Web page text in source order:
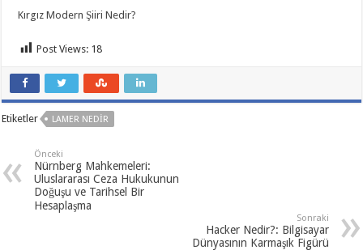
Kırgız Modern Şiiri Nedir?
Post Views: 18
Etiketler LAMER NEDIR
Önceki
Nürnberg Mahkemeleri:
Uluslararası Ceza Hukukunun
Doğuşu ve Tarihsel Bir
Hesaplaşma
Sonraki
Hacker Nedir?: Bilgisayar
Dünyasının Karmaşık Figürü